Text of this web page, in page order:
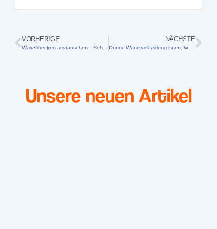
VORHERIGE NÄCHSTE
Dünne Wandverkleidung innen: Welche Optionen gibt es?
Unsere neuen Artikel